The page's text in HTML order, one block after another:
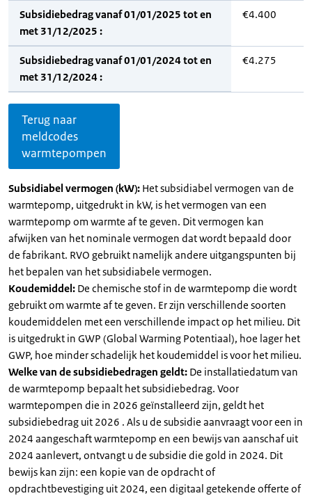
Subsidiebedrag vanaf 01/01/2025 tot en
met 31/12/2025 :
€4.400
Subsidiebedrag vanaf 01/01/2024 tot en
met 31/12/2024 :
€4.275
Terug naar
meldcodes
warmtepompen
Subsidiabel vermogen (kW): Het subsidiabel vermogen van de
warmtepomp, uitgedrukt in kW, is het vermogen van een
warmtepomp om warmte af te geven. Dit vermogen kan
afwijken van het nominale vermogen dat wordt bepaald door
de fabrikant. RVO gebruikt namelijk andere uitgangspunten bij
het bepalen van het subsidiabele vermogen.
Koudemiddel: De chemische stof in de warmtepomp die wordt
gebruikt om warmte af te geven. Er zijn verschillende soorten
koudemiddelen met een verschillende impact op het milieu. Dit
is uitgedrukt in GWP (Global Warming Potentiaal), hoe lager het
GWP, hoe minder schadelijk het koudemiddel is voor het milieu.
Welke van de subsidiebedragen geldt: De installatiedatum van
de warmtepomp bepaalt het subsidiebedrag. Voor
warmtepompen die in 2026 geïnstalleerd zijn, geldt het
subsidiebedrag uit 2026 . Als u de subsidie aanvraagt voor een in
2024 aangeschaft warmtepomp en een bewijs van aanschaf uit
2024 aanlevert, ontvangt u de subsidie die gold in 2024. Dit
bewijs kan zijn: een kopie van de opdracht of
opdrachtbevestiging uit 2024, een digitaal getekende offerte of